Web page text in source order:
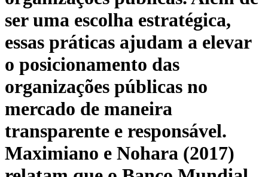
ser uma escolha estratégica,
essas práticas ajudam a elevar
o posicionamento das
organizações públicas no
mercado de maneira
transparente e responsável.
Maximiano e Nohara (2017)